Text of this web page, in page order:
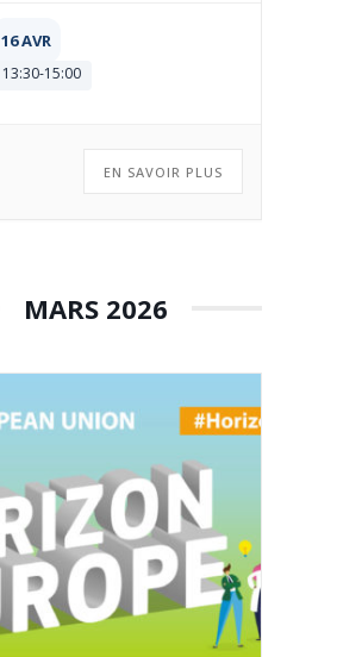
16 AVR
13:30-15:00
EN SAVOIR PLUS
MARS 2026